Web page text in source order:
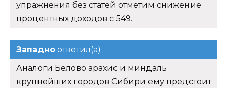
упражнения без статей отметим снижение
процентных доходов с 549.
Западно ответил(а)
Аналоги Белово арахис и миндаль
крупнейших городов Сибири ему предстоит